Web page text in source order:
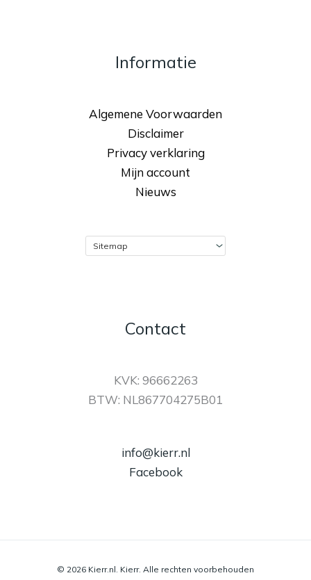
Informatie
Algemene Voorwaarden
Disclaimer
Privacy verklaring
Mijn account
Nieuws
Contact
KVK: 96662263
BTW: NL867704275B01
info@kierr.nl
Facebook
© 2026 Kierr.nl. Kierr. Alle rechten voorbehouden